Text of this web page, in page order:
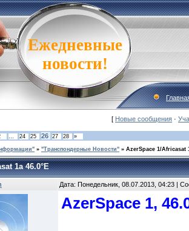
Ежедневные
новости!
[ Новые сообщения ·
… 24 25 26 27 28 »
» "Транспондерные Новости" » AzerSpace 1/Africasat
1a 46.0°E
Дата: Понедельник, 08.07.2013, 04:23 |
AzerSpace 1,